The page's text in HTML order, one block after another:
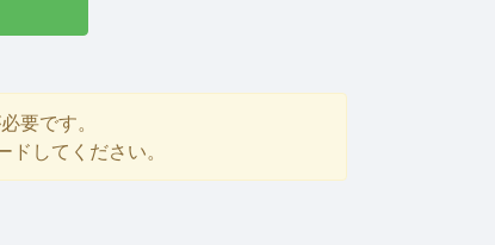
要です。
してください。